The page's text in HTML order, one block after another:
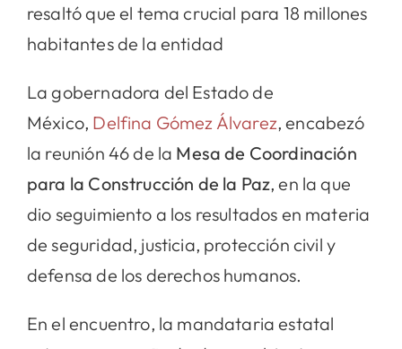
resaltó que el tema crucial para 18 millones
habitantes de la entidad
La gobernadora del Estado de
México, Delfina Gómez Álvarez, encabezó
la reunión 46 de la Mesa de Coordinación
para la Construcción de la Paz, en la que
dio seguimiento a los resultados en materia
de seguridad, justicia, protección civil y
defensa de los derechos humanos.
En el encuentro, la mandataria estatal